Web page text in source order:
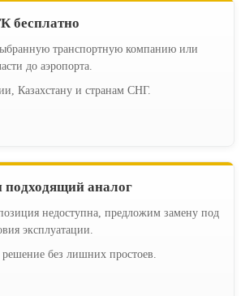
бесплатно
транспортную компанию или
до аэропорта.
Казахстану и странам СНГ.
аналог
недоступна, предложим замену под
эксплуатации.
без лишних простоев.